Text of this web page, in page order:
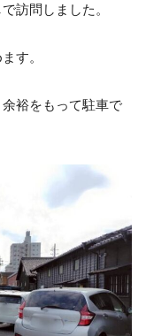
訪問しました。
す。
裕をもって駐車で